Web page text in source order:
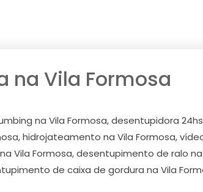
na Vila Formosa
na Vila Formosa, desentupidora
hidrojateamento na Vila Formosa,
Vila Formosa, desentupimento de ralo
de caixa de gordura na Vila